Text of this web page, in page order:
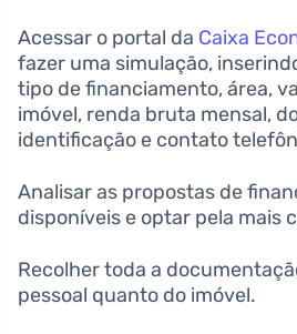
Acessar o portal da Caixa
fazer uma simulação,
tipo de financiamento, área,
imóvel, renda bruta mensal,
identificação e contato
Analisar as propostas de
disponíveis e optar pela mais
Recolher toda a
pessoal quanto do imóvel.